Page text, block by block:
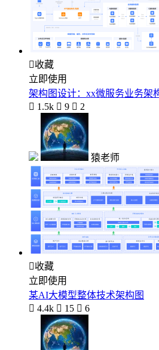
收藏
立即使用
架构图设计：xx微服务业务架
 1.5k  9  2
猿老师
收藏
立即使用
某AI大模型整体技术架构图
 4.4k  15  6